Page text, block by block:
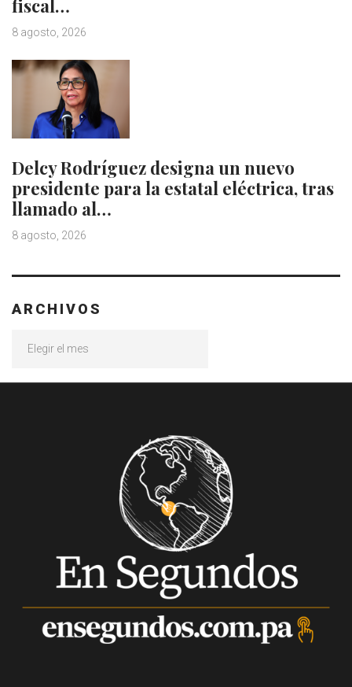
fiscal…
8 agosto, 2026
Delcy Rodríguez designa un nuevo
presidente para la estatal eléctrica, tras
llamado al…
8 agosto, 2026
ARCHIVOS